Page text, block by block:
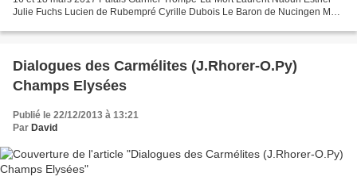
Julie Fuchs Lucien de Rubempré Cyrille Dubois Le Baron de Nucingen Marc
Dialogues des Carmélites (J.Rhorer-O.Py)
Champs Elysées
Publié le 22/12/2013 à 13:21
Par David